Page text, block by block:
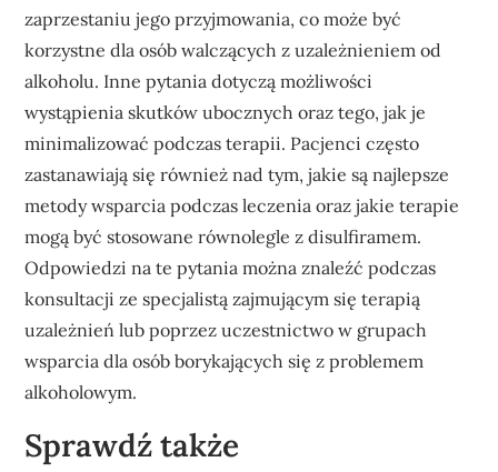
zaprzestaniu jego przyjmowania, co może być
korzystne dla osób walczących z uzależnieniem od
alkoholu. Inne pytania dotyczą możliwości
wystąpienia skutków ubocznych oraz tego, jak je
minimalizować podczas terapii. Pacjenci często
zastanawiają się również nad tym, jakie są najlepsze
metody wsparcia podczas leczenia oraz jakie terapie
mogą być stosowane równolegle z disulfiramem.
Odpowiedzi na te pytania można znaleźć podczas
konsultacji ze specjalistą zajmującym się terapią
uzależnień lub poprzez uczestnictwo w grupach
wsparcia dla osób borykających się z problemem
alkoholowym.
Sprawdź także